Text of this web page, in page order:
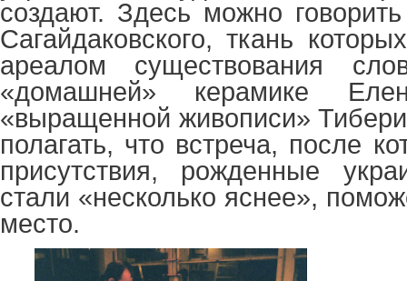
создают. Здесь можно
Сагайдаковского, ткань
ареалом существования
«домашней» керамике
«выращенной живописи»
полагать, что встреча, после
присутствия, рожденные
стали «несколько яснее»,
место.